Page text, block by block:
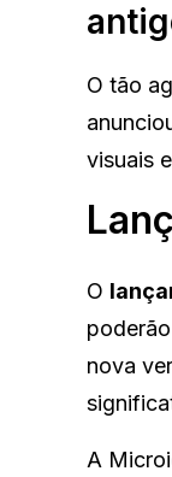
O tão
visuais
O
nova
A